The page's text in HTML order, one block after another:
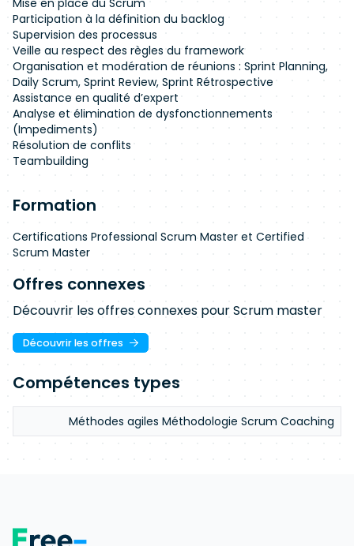
Mise en place du Scrum
Participation à la définition du backlog
Supervision des processus
Veille au respect des règles du framework
Organisation et modération de réunions : Sprint Planning,
Daily Scrum, Sprint Review, Sprint Rétrospective
Assistance en qualité d’expert
Analyse et élimination de dysfonctionnements
(Impediments)
Résolution de conflits
Teambuilding
Formation
Certifications Professional Scrum Master et Certified
Scrum Master
Offres connexes
Découvrir les offres connexes pour Scrum master
Découvrir les offres
Compétences types
Méthodes agiles Méthodologie Scrum Coaching